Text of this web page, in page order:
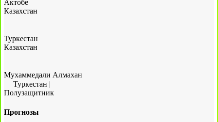
Актобе
Казахстан
Туркестан
Казахстан
Мухаммедали Алмахан
Туркестан |
Полузащитник
Прогнозы